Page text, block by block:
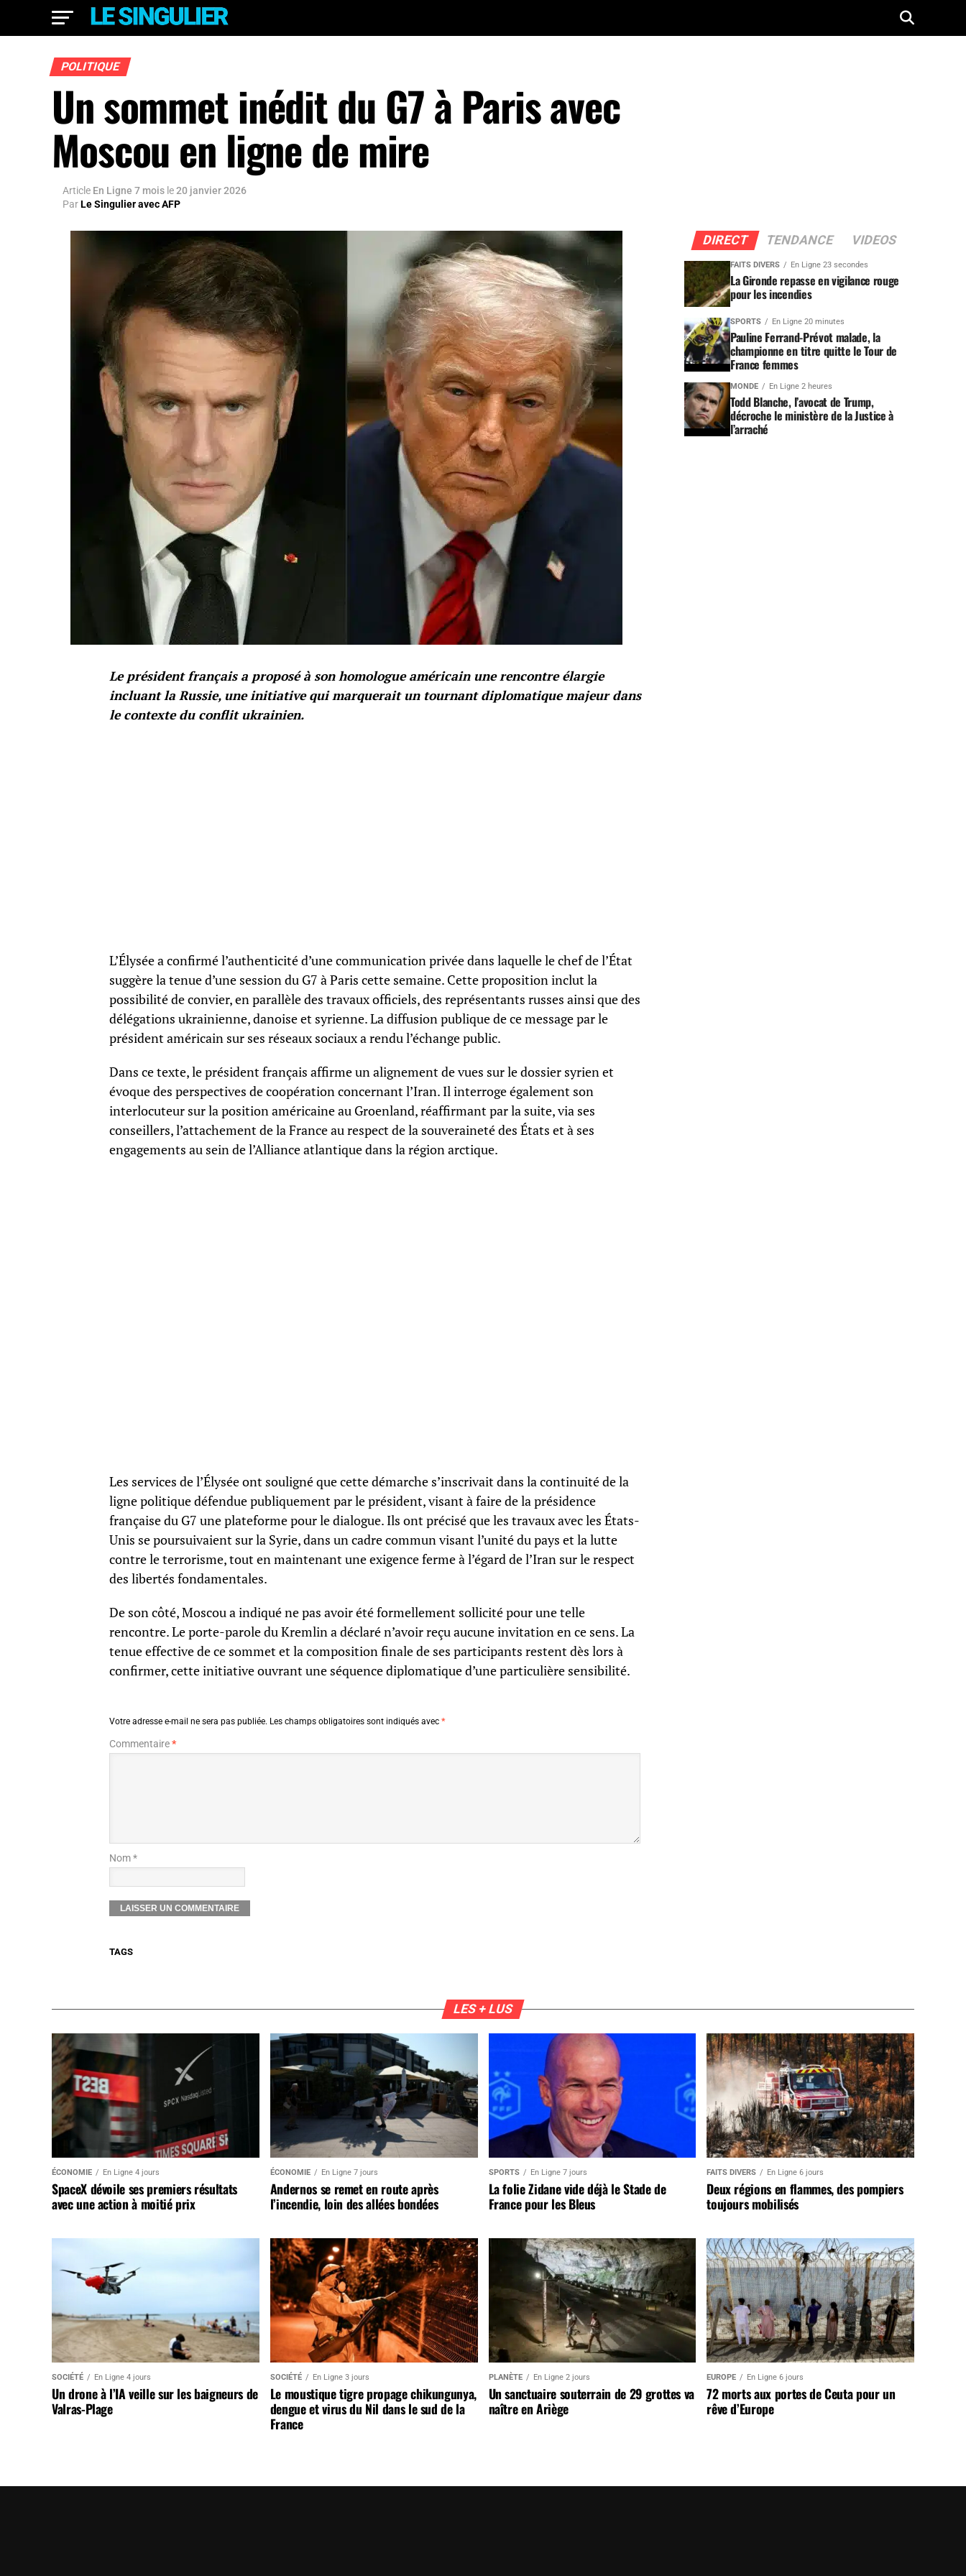
POLITIQUE
Un sommet inédit du G7 à Paris avec
Moscou en ligne de mire
Article En Ligne 7 mois le20 janvier 2026
ParLe Singulier avec AFP
Le président français a proposé à son homologue américain une rencontre élargie
incluant la Russie, une initiative qui marquerait un tournant diplomatique majeur dans
le contexte du conflit ukrainien.
L’Élysée a confirmé l’authenticité d’une communication privée dans laquelle le chef de l’État
suggère la tenue d’une session du G7 à Paris cette semaine. Cette proposition inclut la
possibilité de convier, en parallèle des travaux officiels, des représentants russes ainsi que des
délégations ukrainienne, danoise et syrienne. La diffusion publique de ce message par le
président américain sur ses réseaux sociaux a rendu l’échange public.
Dans ce texte, le président français affirme un alignement de vues sur le dossier syrien et
évoque des perspectives de coopération concernant l’Iran. Il interroge également son
interlocuteur sur la position américaine au Groenland, réaffirmant par la suite, via ses
conseillers, l’attachement de la France au respect de la souveraineté des États et à ses
engagements au sein de l’Alliance atlantique dans la région arctique.
Les services de l’Élysée ont souligné que cette démarche s’inscrivait dans la continuité de la
ligne politique défendue publiquement par le président, visant à faire de la présidence
française du G7 une plateforme pour le dialogue. Ils ont précisé que les travaux avec les États-
Unis se poursuivaient sur la Syrie, dans un cadre commun visant l’unité du pays et la lutte
contre le terrorisme, tout en maintenant une exigence ferme à l’égard de l’Iran sur le respect
des libertés fondamentales.
De son côté, Moscou a indiqué ne pas avoir été formellement sollicité pour une telle
rencontre. Le porte-parole du Kremlin a déclaré n’avoir reçu aucune invitation en ce sens. La
tenue effective de ce sommet et la composition finale de ses participants restent dès lors à
confirmer, cette initiative ouvrant une séquence diplomatique d’une particulière sensibilité.
Votre adresse e-mail ne sera pas publiée. Les champs obligatoires sont indiqués avec *
Commentaire*
Nom *
TAGS
DIRECT TENDANCE VIDEOS
FAITS DIVERS En Ligne 23 secondes
La Gironde repasse en vigilance rouge
pour les incendies
SPORTS En Ligne 20 minutes
Pauline Ferrand-Prévot malade, la
championne en titre quitte le Tour de
France femmes
MONDE En Ligne 2 heures
Todd Blanche, l’avocat de Trump,
décroche le ministère de la Justice à
l’arraché
LES + LUS
ÉCONOMIE En Ligne 4 jours
SpaceX dévoile ses premiers résultats
avec une action à moitié prix
ÉCONOMIE En Ligne 7 jours
Andernos se remet en route après
l’incendie, loin des allées bondées
SPORTS En Ligne 7 jours
La folie Zidane vide déjà le Stade de
France pour les Bleus
FAITS DIVERS En Ligne 6 jours
Deux régions en flammes, des pompiers
toujours mobilisés
SOCIÉTÉ En Ligne 4 jours
Un drone à l’IA veille sur les baigneurs de
Valras-Plage
SOCIÉTÉ En Ligne 3 jours
Le moustique tigre propage chikungunya,
dengue et virus du Nil dans le sud de la
France
PLANÈTE En Ligne 2 jours
Un sanctuaire souterrain de 29 grottes va
naître en Ariège
EUROPE En Ligne 6 jours
72 morts aux portes de Ceuta pour un
rêve d’Europe